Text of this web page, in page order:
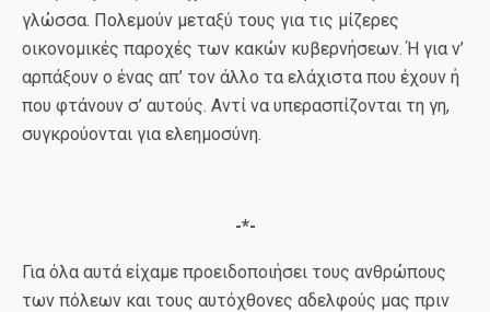
γλώσσα. Πολεμούν μεταξύ τους για τις μίζερες
οικονομικές παροχές των κακών κυβερνήσεων. Ή για ν’
αρπάξουν ο ένας απ’ τον άλλο τα ελάχιστα που έχουν ή
που φτάνουν σ’ αυτούς. Αντί να υπερασπίζονται τη γη,
συγκρούονται για ελεημοσύνη.
-*-
Για όλα αυτά είχαμε προειδοποιήσει τους ανθρώπους
των πόλεων και τους αυτόχθονες αδελφούς μας πριν